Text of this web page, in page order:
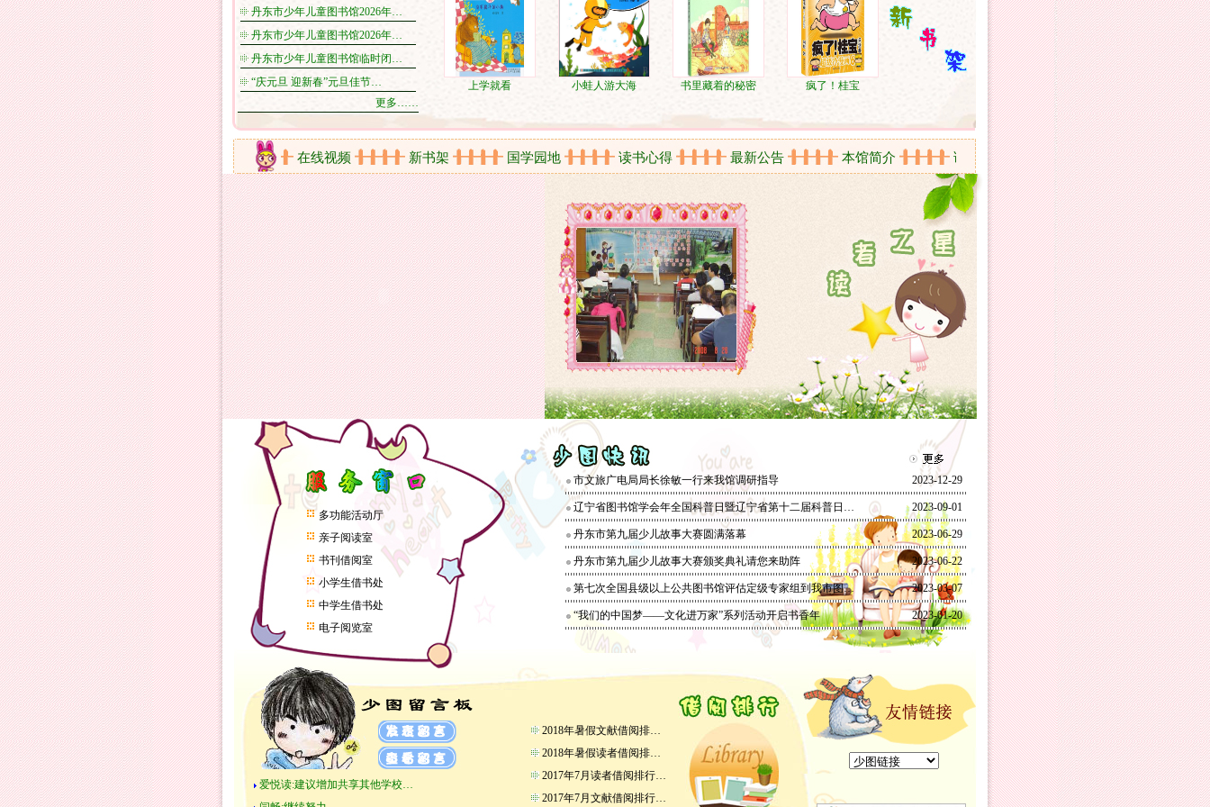
丹东市少年儿童图书馆2026年…
丹东市少年儿童图书馆2026年…
丹东市少年儿童图书馆临时闭…
“庆元旦 迎新春”元旦佳节…
更多……
上学就看 小蛙人游大海 书里藏着的秘密 疯了！桂宝
开放时间 活动剪影 在线视频 新书架 国学园地 读书心得 最新公告 本馆简介 读者须知 开放时间 活动剪影
多功能活动厅
亲子阅读室
书刊借阅室
小学生借书处
中学生借书处
电子阅览室
市文旅广电局局长徐敏一行来我馆调研指导 2023-12-29
辽宁省图书馆学会年全国科普日暨辽宁省第十二届科普日… 2023-09-01
丹东市第九届少儿故事大赛圆满落幕 2023-06-29
丹东市第九届少儿故事大赛颁奖典礼请您来助阵 2023-06-22
第七次全国县级以上公共图书馆评估定级专家组到我市图… 2023-03-07
“我们的中国梦——文化进万家”系列活动开启书香年 2023-01-20
爱悦读:建议增加共享其他学校…
2018年暑假文献借阅排…
2018年暑假读者借阅排…
2017年7月读者借阅排行…
2017年7月文献借阅排行…